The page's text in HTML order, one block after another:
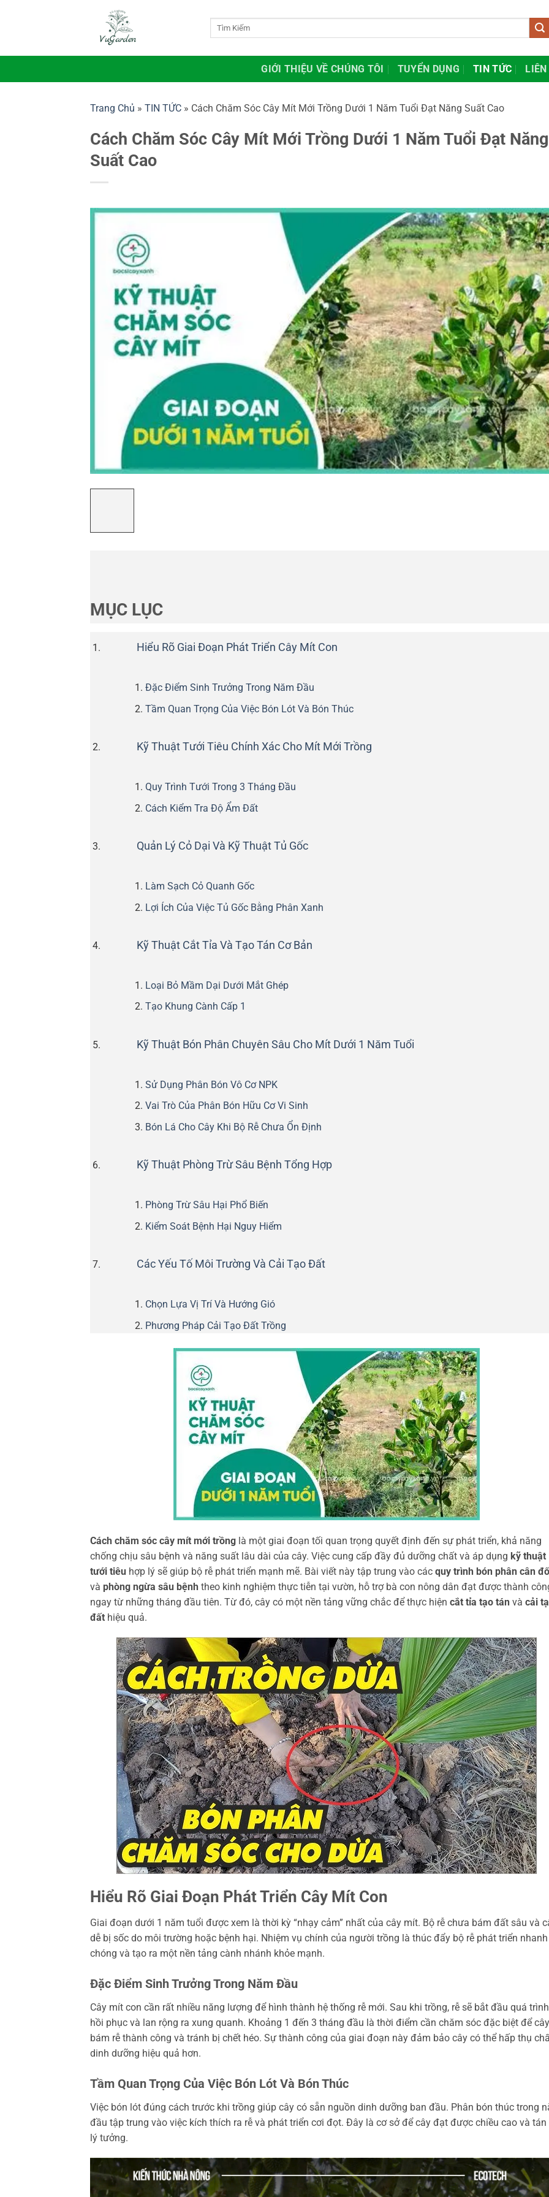
dung
GIỚI THIỆU VỀ CHÚNG TÔI TUYỂN DỤNG TIN TỨC LIÊN
Trang Chủ » TIN TỨC » Cách Chăm Sóc Cây Mít Mới Trồng Dưới 1 Năm Tuổi Đạt Năng Suất Cao
Cách Chăm Sóc Cây Mít Mới Trồng Dưới 1 Năm Tuổi Đạt Năng
Suất Cao
MỤC LỤC
Hiểu Rõ Giai Đoạn Phát Triển Cây Mít Con
Đặc Điểm Sinh Trưởng Trong Năm Đầu
Tầm Quan Trọng Của Việc Bón Lót Và Bón Thúc
Kỹ Thuật Tưới Tiêu Chính Xác Cho Mít Mới Trồng
Quy Trình Tưới Trong 3 Tháng Đầu
Cách Kiểm Tra Độ Ẩm Đất
Quản Lý Cỏ Dại Và Kỹ Thuật Tủ Gốc
Làm Sạch Cỏ Quanh Gốc
Lợi Ích Của Việc Tủ Gốc Bằng Phân Xanh
Kỹ Thuật Cắt Tỉa Và Tạo Tán Cơ Bản
Loại Bỏ Mầm Dại Dưới Mắt Ghép
Tạo Khung Cành Cấp 1
Kỹ Thuật Bón Phân Chuyên Sâu Cho Mít Dưới 1 Năm Tuổi
Sử Dụng Phân Bón Vô Cơ NPK
Vai Trò Của Phân Bón Hữu Cơ Vi Sinh
Bón Lá Cho Cây Khi Bộ Rễ Chưa Ổn Định
Kỹ Thuật Phòng Trừ Sâu Bệnh Tổng Hợp
Phòng Trừ Sâu Hại Phổ Biến
Kiểm Soát Bệnh Hại Nguy Hiểm
Các Yếu Tố Môi Trường Và Cải Tạo Đất
Chọn Lựa Vị Trí Và Hướng Gió
Phương Pháp Cải Tạo Đất Trồng
Cách chăm sóc cây mít mới trồng là một giai đoạn tối quan trọng quyết định đến sự phát triển, khả năng
chống chịu sâu bệnh và năng suất lâu dài của cây. Việc cung cấp đầy đủ dưỡng chất và áp dụng kỹ thuật
tưới tiêu hợp lý sẽ giúp bộ rễ phát triển mạnh mẽ. Bài viết này tập trung vào các quy trình bón phân cân
và phòng ngừa sâu bệnh theo kinh nghiệm thực tiễn tại vườn, hỗ trợ bà con nông dân đạt được thành
ngay từ những tháng đầu tiên. Từ đó, cây có một nền tảng vững chắc để thực hiện cắt tỉa tạo tán và cải
đất hiệu quả.
Hiểu Rõ Giai Đoạn Phát Triển Cây Mít Con
Giai đoạn dưới 1 năm tuổi được xem là thời kỳ “nhạy cảm” nhất của cây mít. Bộ rễ chưa bám đất sâu và
dễ bị sốc do môi trường hoặc bệnh hại. Nhiệm vụ chính của người trồng là thúc đẩy bộ rễ phát triển nhanh
chóng và tạo ra một nền tảng cành nhánh khỏe mạnh.
Đặc Điểm Sinh Trưởng Trong Năm Đầu
Cây mít con cần rất nhiều năng lượng để hình thành hệ thống rễ mới. Sau khi trồng, rễ sẽ bắt đầu quá trình
hồi phục và lan rộng ra xung quanh. Khoảng 1 đến 3 tháng đầu là thời điểm cần chăm sóc đặc biệt để cây
bám rễ thành công và tránh bị chết héo. Sự thành công của giai đoạn này đảm bảo cây có thể hấp thụ
dinh dưỡng hiệu quả hơn.
Tầm Quan Trọng Của Việc Bón Lót Và Bón Thúc
Việc bón lót đúng cách trước khi trồng giúp cây có sẵn nguồn dinh dưỡng ban đầu. Phân bón thúc trong
đầu tập trung vào việc kích thích ra rễ và phát triển cơi đọt. Đây là cơ sở để cây đạt được chiều cao và tán
lý tưởng.